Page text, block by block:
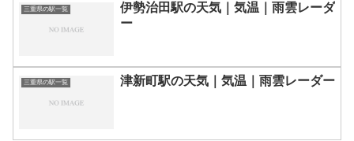
三重県の駅一覧
伊勢治田駅の天気｜気温｜雨雲レーダ
ー
三重県の駅一覧 津新町駅の天気｜気温｜雨雲レーダー